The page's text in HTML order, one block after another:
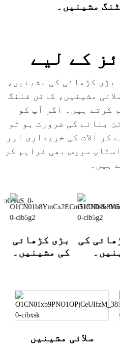
مشینیں۔
کے لیے
بڑی کڑھائی کی مشینیں،
مشینیں، کاٹن فلنگ
کرتے ہیں۔ اگر آپ کو
بنانے کی ضرورت ہو تو
کر آلات کی خریداری اور
سروس بھی فراہم کر
ہیں۔
بڑی کڑھائی
کی مشینیں۔
کی
سلائی مشینیں